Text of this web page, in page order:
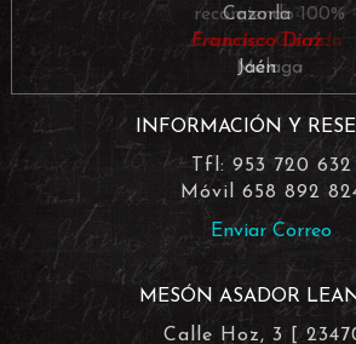
Cazorla
Francisco Diaz
Jaén
INFORMACIÓN Y
Tfl: 953 720 632
Móvil 658 892
Enviar Correo
MESÓN ASADOR
Calle Hoz, 3 [